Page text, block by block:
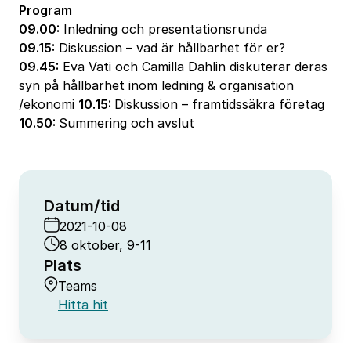
Program
09.00: Inledning och presentationsrunda
09.15: Diskussion – vad är hållbarhet för er?
09.45: Eva Vati och Camilla Dahlin diskuterar deras
syn på hållbarhet inom ledning & organisation
/ekonomi 10.15: Diskussion – framtidssäkra företag
10.50: Summering och avslut
Datum/tid
2021-10-08
8 oktober, 9-11
Plats
Teams
Hitta hit